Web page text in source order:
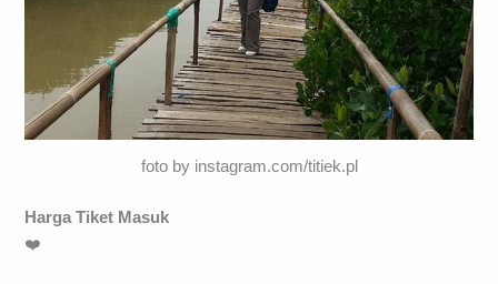
foto by instagram.com/titiek.pl
Harga Tiket Masuk
❤️